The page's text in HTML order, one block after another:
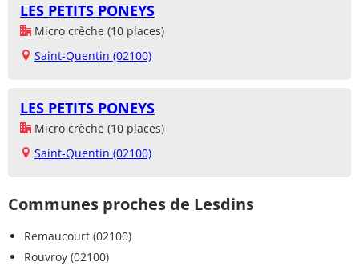
LES PETITS PONEYS
Micro crèche (10 places)
Saint-Quentin (02100)
LES PETITS PONEYS
Micro crèche (10 places)
Saint-Quentin (02100)
Communes proches de Lesdins
Remaucourt (02100)
Rouvroy (02100)